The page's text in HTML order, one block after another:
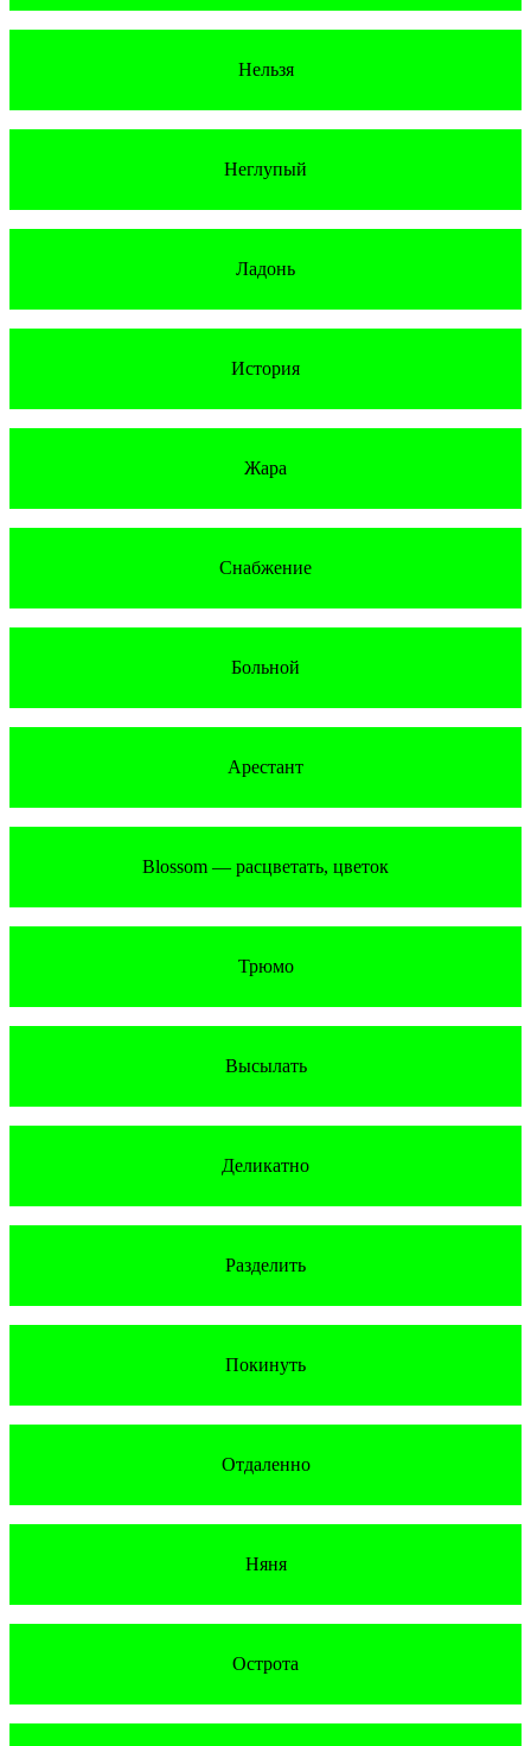
Нельзя
Неглупый
Ладонь
История
Жара
Снабжение
Больной
Арестант
Blossom — расцветать, цветок
Трюмо
Высылать
Деликатно
Разделить
Покинуть
Отдаленно
Няня
Острота